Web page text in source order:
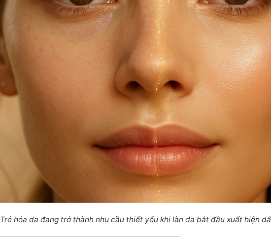
Trẻ hóa da đang trở thành nhu cầu thiết yếu khi làn da bắt đầu xuất hiện